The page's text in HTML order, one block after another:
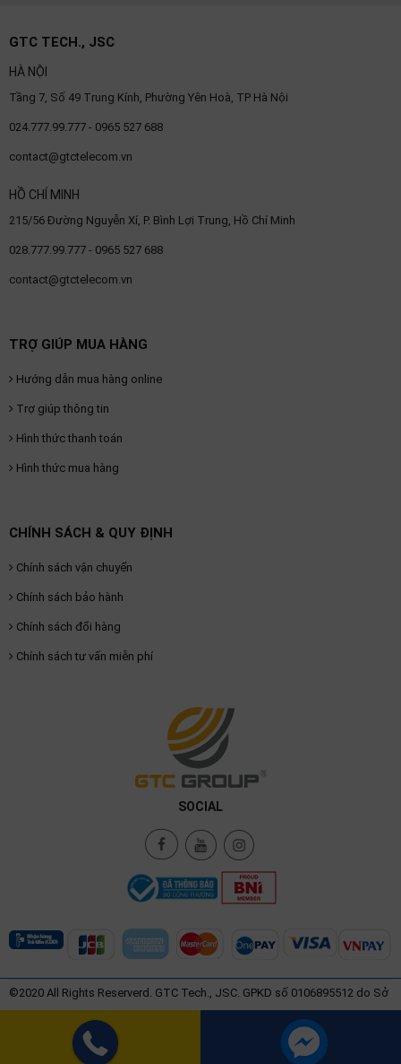
GTC TECH., JSC
HÀ NỘI
Tầng 7, Số 49 Trung Kính, Phường Yên Hoà, TP Hà Nội
024.777.99.777 - 0965 527 688
contact@gtctelecom.vn
HỒ CHÍ MINH
215/56 Đường Nguyễn Xí, P. Bình Lợi Trung, Hồ Chí Minh
028.777.99.777 - 0965 527 688
contact@gtctelecom.vn
TRỢ GIÚP MUA HÀNG
Hướng dẫn mua hàng online
Trợ giúp thông tin
Hình thức thanh toán
Hình thức mua hàng
CHÍNH SÁCH & QUY ĐỊNH
Chính sách vận chuyển
Chính sách bảo hành
Chính sách đổi hàng
Chính sách tư vấn miễn phí
SOCIAL
©2020 All Rights Reserverd. GTC Tech., JSC. GPKD số 0106895512 do Sở
Kế Hoạch và Đầu Tư Thành Phố Hà Nội Cấp ngày 08/07/2015